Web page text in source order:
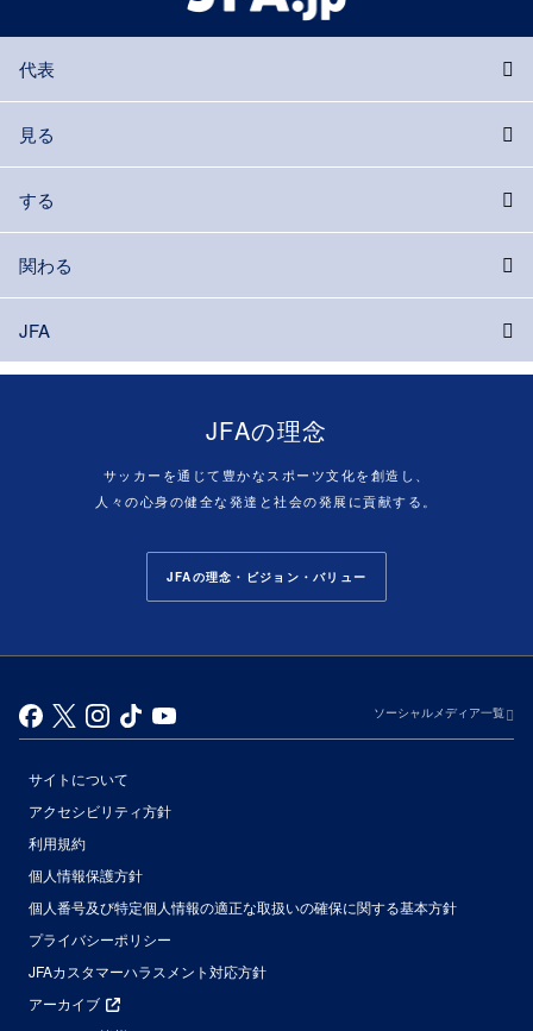
代表
見る
する
関わる
JFA
JFAの理念
サッカーを通じて豊かなスポーツ文化を創造し、
人々の心身の健全な発達と社会の発展に貢献する。
JFAの理念・ビジョン・バリュー
ソーシャルメディア一覧
サイトについて
アクセシビリティ方針
利用規約
個人情報保護方針
個人番号及び特定個人情報の適正な取扱いの確保に関する基本方針
プライバシーポリシー
JFAカスタマーハラスメント対応方針
アーカイブ